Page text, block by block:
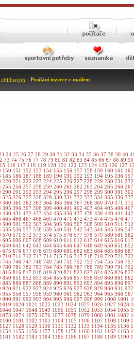
Posílání inzerce e-mailem
24 25 26 27 28 29 30 31 32 33 34 35 36 37 38 39 40 41
73 74 75 76 77 78 79 80 81 82 83 84 85 86 87 88 89 90
116 117 118 119 120 121 122 123 124 125 126 127
150 151 152 153 154 155 156 157 158 159 160 161 162
185 186 187 188 189 190 191 192 193 194 195 196 197
220 221 222 223 224 225 226 227 228 229 230 231 232
255 256 257 258 259 260 261 262 263 264 265 266 267
290 291 292 293 294 295 296 297 298 299 300 301 302
325 326 327 328 329 330 331 332 333 334 335 336 337
360 361 362 363 364 365 366 367 368 369 370 371 372
395 396 397 398 399 400 401 402 403 404 405 406 407
430 431 432 433 434 435 436 437 438 439 440 441 442
465 466 467 468 469 470 471 472 473 474 475 476 477
500 501 502 503 504 505 506 507 508 509 510 511 512
535 536 537 538 539 540 541 542 543 544 545 546 547
570 571 572 573 574 575 576 577 578 579 580 581 582
605 606 607 608 609 610 611 612 613 614 615 616 617
640 641 642 643 644 645 646 647 648 649 650 651 652
675 676 677 678 679 680 681 682 683 684 685 686 687
710 711 712 713 714 715 716 717 718 719 720 721 722
745 746 747 748 749 750 751 752 753 754 755 756 757
780 781 782 783 784 785 786 787 788 789 790 791 792
815 816 817 818 819 820 821 822 823 824 825 826 827
850 851 852 853 854 855 856 857 858 859 860 861 862
885 886 887 888 889 890 891 892 893 894 895 896 897
920 921 922 923 924 925 926 927 928 929 930 931 932
955 956 957 958 959 960 961 962 963 964 965 966 967
990 991 992 993 994 995 996 997 998 999 1000 1001
1019 1020 1021 1022 1023 1024 1025 1026 1027 1028
1046 1047 1048 1049 1050 1051 1052 1053 1054 1055
1073 1074 1075 1076 1077 1078 1079 1080 1081 1082
1100 1101 1102 1103 1104 1105 1106 1107 1108 1109
1127 1128 1129 1130 1131 1132 1133 1134 1135 1136
1154 1155 1156 1157 1158 1159 1160 1161 1162 1163
1181 1182 1183 1184 1185 1186 1187 1188 1189 1190